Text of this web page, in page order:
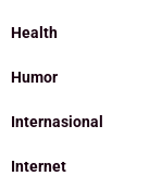
Health
Humor
Internasional
Internet